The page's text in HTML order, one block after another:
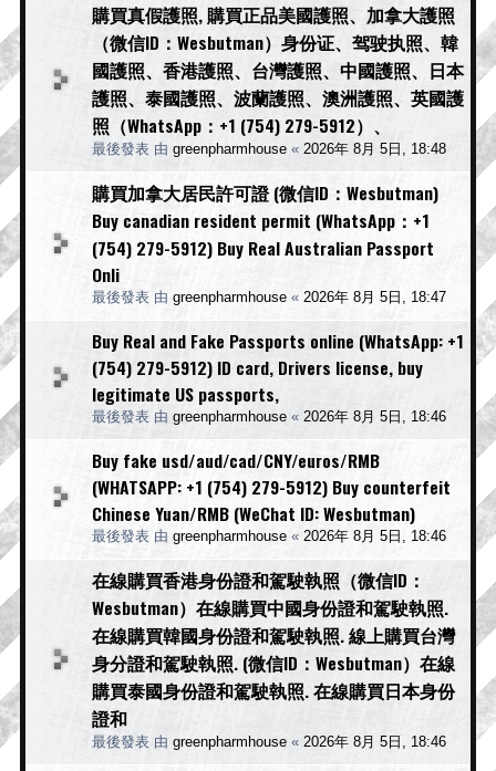
購買真假護照, 購買正品美國護照、加拿大護照
（微信ID：Wesbutman）身份证、驾驶执照、韓
國護照、香港護照、台灣護照、中國護照、日本
護照、泰國護照、波蘭護照、澳洲護照、英國護
照（WhatsApp：+1 (754) 279-5912）、
最後發表 由 greenpharmhouse « 2026年 8月 5日, 18:48
購買加拿大居民許可證 (微信ID：Wesbutman)
Buy canadian resident permit (WhatsApp：+1
(754) 279-5912) Buy Real Australian Passport
Onli
最後發表 由 greenpharmhouse « 2026年 8月 5日, 18:47
Buy Real and Fake Passports online (WhatsApp: +1
(754) 279-5912) ID card, Drivers license, buy
legitimate US passports,
最後發表 由 greenpharmhouse « 2026年 8月 5日, 18:46
Buy fake usd/aud/cad/CNY/euros/RMB
(WHATSAPP: +1 (754) 279-5912) Buy counterfeit
Chinese Yuan/RMB (WeChat ID: Wesbutman)
最後發表 由 greenpharmhouse « 2026年 8月 5日, 18:46
在線購買香港身份證和駕駛執照（微信ID：
Wesbutman）在線購買中國身份證和駕駛執照.
在線購買韓國身份證和駕駛執照. 線上購買台灣
身分證和駕駛執照. (微信ID：Wesbutman）在線
購買泰國身份證和駕駛執照. 在線購買日本身份
證和
最後發表 由 greenpharmhouse « 2026年 8月 5日, 18:46